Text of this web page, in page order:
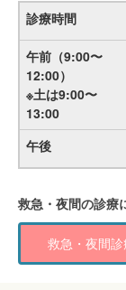
診療時間
午前（9:00〜
12:00）
※土は9:00〜
13:00
午後
救急・夜間の診療
救急・夜間